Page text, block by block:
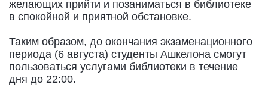
желающих прийти и позаниматься в библиотеке
в спокойной и приятной обстановке.
Таким образом, до окончания экзаменационного
периода (6 августа) студенты Ашкелона смогут
пользоваться услугами библиотеки в течение
дня до 22:00.